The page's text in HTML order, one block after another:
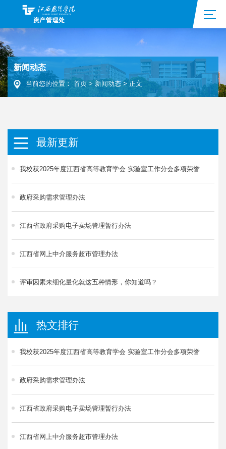
新闻动态
当前您的位置： 首页> 新闻动态> 正文
最新更新
我校获2025年度江西省高等教育学会 实验室工作分会多项荣誉
政府采购需求管理办法
江西省政府采购电子卖场管理暂行办法
江西省网上中介服务超市管理办法
评审因素未细化量化就这五种情形，你知道吗？
热文排行
我校获2025年度江西省高等教育学会 实验室工作分会多项荣誉
政府采购需求管理办法
江西省政府采购电子卖场管理暂行办法
江西省网上中介服务超市管理办法